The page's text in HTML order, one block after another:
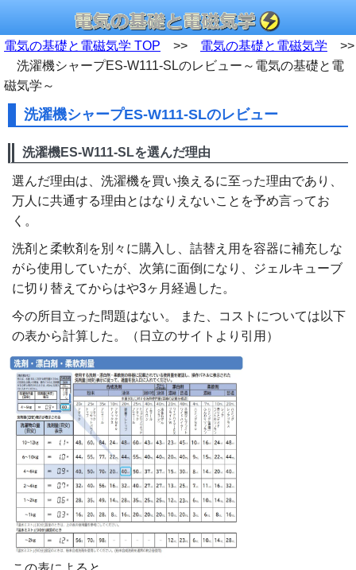
電気の基礎と電磁気学 TOP >> 電気の基礎と電磁気学 >>
洗濯機シャープES-W111-SLのレビュー～電気の基礎と電
磁気学～
洗濯機シャープES-W111-SLのレビュー
洗濯機ES-W111-SLを選んだ理由
選んだ理由は、洗濯機を買い換えるに至った理由であり、
万人に共通する理由とはなりえないことを予め言ってお
く。
洗剤と柔軟剤を別々に購入し、詰替え用を容器に補充しな
がら使用していたが、次第に面倒になり、ジェルキューブ
に切り替えてからはや3ヶ月経過した。
今の所目立った問題はない。 また、コストについては以下
の表から計算した。（日立のサイトより引用）